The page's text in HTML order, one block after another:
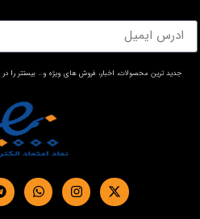
جدید ترین محصولات، اخبار، فروش های ویژه و… بیستتر را در